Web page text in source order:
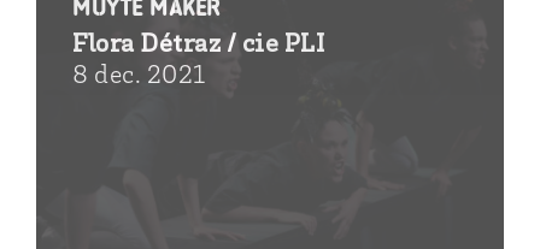
Muyte Maker
Flora Détraz / cie PLI
8 dec. 2021